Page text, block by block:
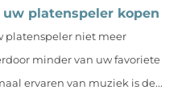
platenspeler kopen
platenspeler niet meer
minder van uw favoriete
ervaren van muziek is de...